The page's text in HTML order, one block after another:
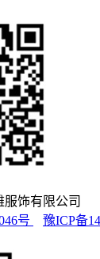
服饰有限公司
号
豫ICP备